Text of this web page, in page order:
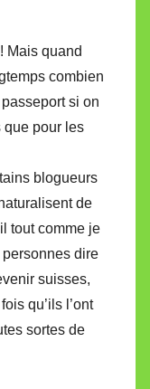
Mais quand
combien
si on
que pour les
blogueurs
de
tout comme je
dire
suisses,
qu’ils l’ont
sortes de